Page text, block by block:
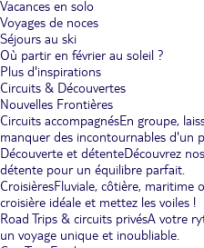
Vacances en solo
Voyages de noces
Séjours au ski
Où partir en février au soleil ?
Plus d'inspirations
Circuits & Découvertes
Nouvelles Frontières
Circuits accompagnésEn groupe,
manquer des incontournables d'un
Découverte et détenteDécouvrez
détente pour un équilibre parfait.
CroisièresFluviale, côtière, maritime
croisière idéale et mettez les voiles !
Road Trips & circuits privésA votre
un voyage unique et inoubliable.